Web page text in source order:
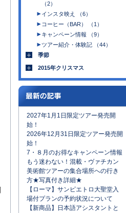
（2）
インスタ映え （6）
コーヒー（BAR） （1）
キャンペーン情報 （9）
ツアー紹介・体験記 （44）
季節
2015年クリスマス
2027年1月1日限定ツアー発売開
始！
2026年12月31日限定ツアー発売開
始！
7・８月のお得なキャンペーン情報
もう迷わない！混載・ヴァチカン
美術館ツアーの集合場所への行き
方★写真付き詳細★
【ローマ】サンピエトロ大聖堂入
場付プランの予約状況について
【新商品】日本語アシスタントと